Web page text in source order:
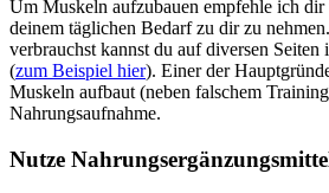
Um Muskeln aufzubauen empfehle ich
deinem täglichen Bedarf zu dir zu
verbrauchst kannst du auf diversen Seiten
(zum Beispiel hier). Einer der
Muskeln aufbaut (neben falschem
Nahrungsaufnahme.
Nutze